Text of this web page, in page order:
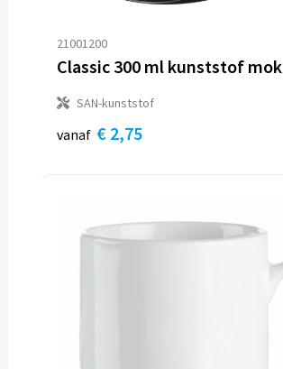
21001200
Classic 300 ml kunststof mok
SAN-kunststof
vanaf € 2,75